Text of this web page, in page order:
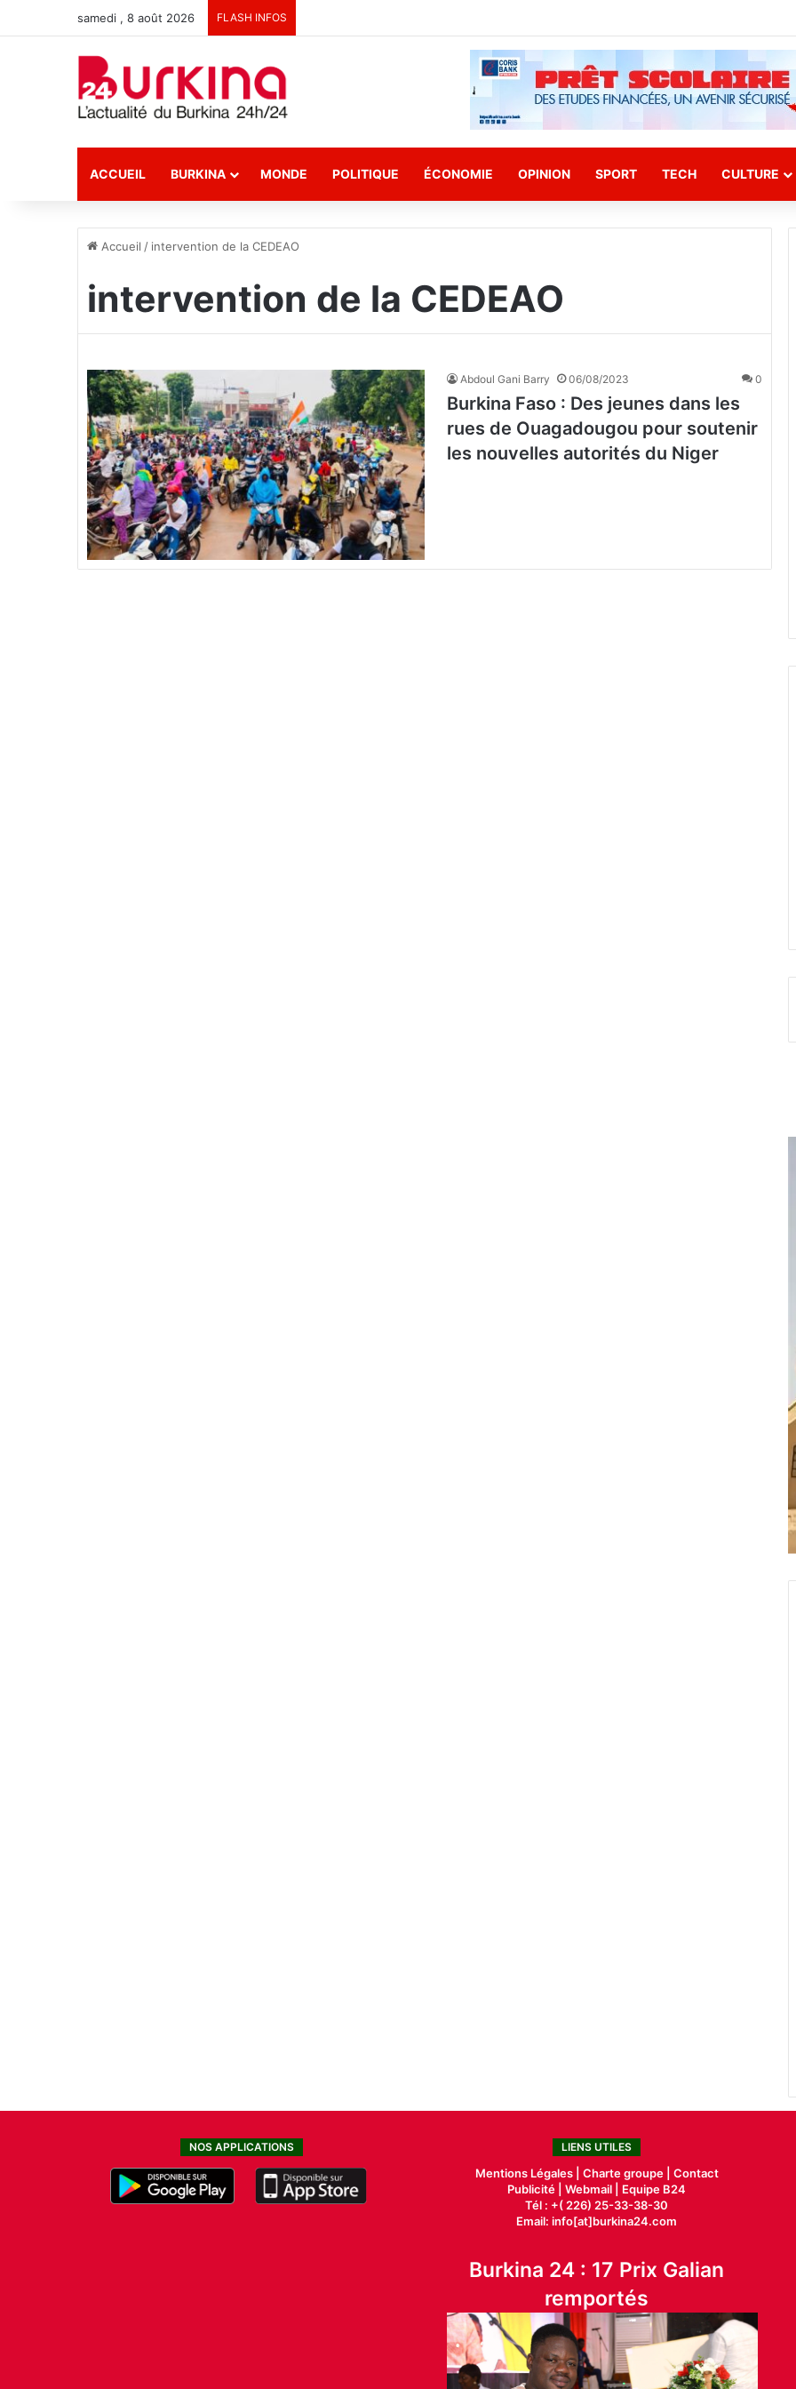
samedi , 8 août 2026 FLASH INFOS
ACCUEIL BURKINA MONDE POLITIQUE ÉCONOMIE OPINION SPORT TECH CULTURE
Accueil / intervention de la CEDEAO
intervention de la CEDEAO
Abdoul Gani Barry 06/08/2023 0
Burkina Faso : Des jeunes dans les
rues de Ouagadougou pour soutenir
les nouvelles autorités du Niger
NOS APPLICATIONS LIENS UTILES
Mentions Légales | Charte groupe | Contact
Publicité |Webmail |
Equipe B24
Tél : +( 226) 25-33-38-30
Email: info[at]burkina24.com
Burkina 24 : 17 Prix Galian
remportés